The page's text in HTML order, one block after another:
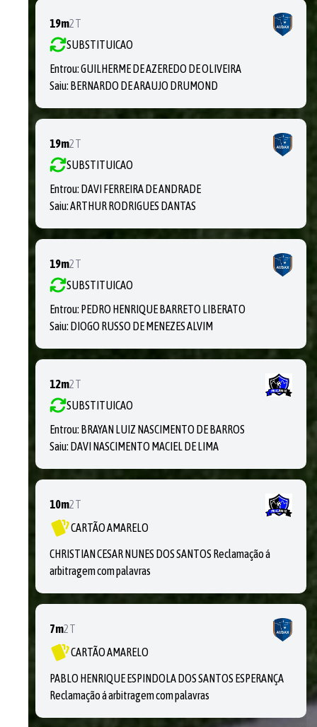
19m2T
SUBSTITUICAO
Entrou:GUILHERME DE AZEREDO DE OLIVEIRA
Saiu: BERNARDO DE ARAUJO DRUMOND
19m2T
SUBSTITUICAO
Entrou: DAVI FERREIRA DE ANDRADE
Saiu:ARTHUR RODRIGUES DANTAS
19m2T
SUBSTITUICAO
Entrou: PEDRO HENRIQUE BARRETO LIBERATO
Saiu: DIOGO RUSSO DE MENEZES ALVIM
12m2T
SUBSTITUICAO
Entrou: BRAYAN LUIZ NASCIMENTO DE BARROS
Saiu: DAVI NASCIMENTO MACIEL DE LIMA
10m2T
CARTÃO AMARELO
CHRISTIAN CESAR NUNES DOS SANTOS Reclamação á
arbitragem com palavras
7m2T
CARTÃO AMARELO
PABLO HENRIQUE ESPINDOLA DOS SANTOS ESPERANÇA
Reclamação á arbitragem com palavras